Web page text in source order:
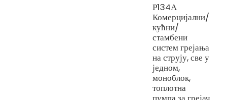
Р134А
Комерцијални/
кућни/
стамбени
систем грејања
на струју, све у
једном,
моноблок,
топлотна